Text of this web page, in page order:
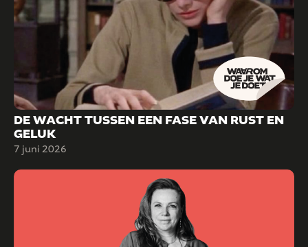
DE WACHT TUSSEN EEN FASE VAN RUST EN
GELUK
7 juni 2026